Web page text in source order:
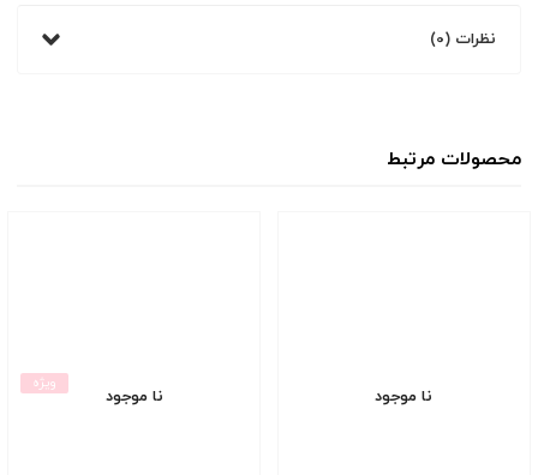
نظرات (0)
محصولات مرتبط
نا موجود
ویژه
نا موجود